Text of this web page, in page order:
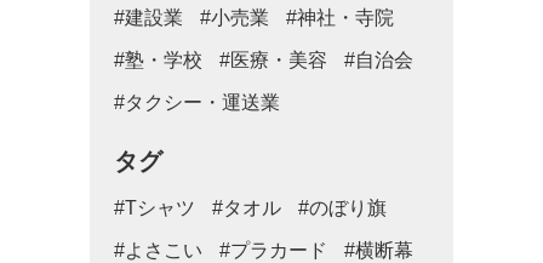
#建設業 #小売業 #神社・寺院
#塾・学校 #医療・美容 #自治会
#タクシー・運送業
タグ
#Tシャツ #タオル #のぼり旗
#よさこい #プラカード #横断幕